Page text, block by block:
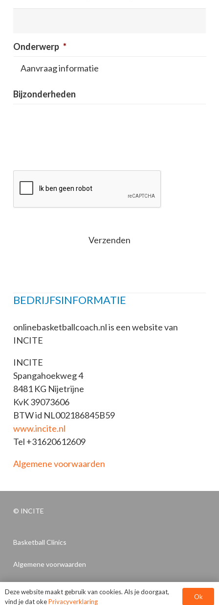
Onderwerp *
Bijzonderheden
je
geen
BEDRIJFSINFORMATIE
onlinebasketballcoach.nl is een website van
INCITE
INCITE
Spangahoekweg 4
8481 KG Nijetrijne
KvK 39073606
BTW id NL002186845B59
www.incite.nl
Tel +31620612609
Algemene voorwaarden
© INCITE
Basketball Clinics
Algemene voorwaarden
Deze website maakt gebruik van cookies. Als je doorgaat,
vind je dat okePrivacyverklaring
Ok